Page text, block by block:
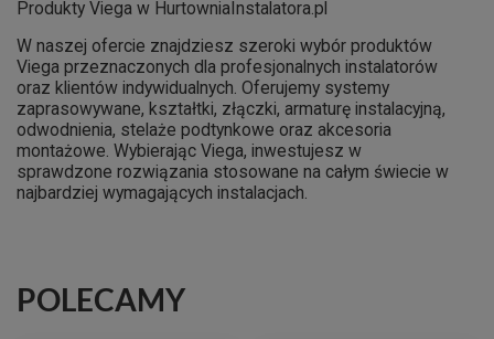
Produkty Viega w HurtowniaInstalatora.pl
W naszej ofercie znajdziesz szeroki wybór produktów
Viega przeznaczonych dla profesjonalnych instalatorów
oraz klientów indywidualnych. Oferujemy systemy
zaprasowywane, kształtki, złączki, armaturę instalacyjną,
odwodnienia, stelaże podtynkowe oraz akcesoria
montażowe. Wybierając Viega, inwestujesz w
sprawdzone rozwiązania stosowane na całym świecie w
najbardziej wymagających instalacjach.
POLECAMY